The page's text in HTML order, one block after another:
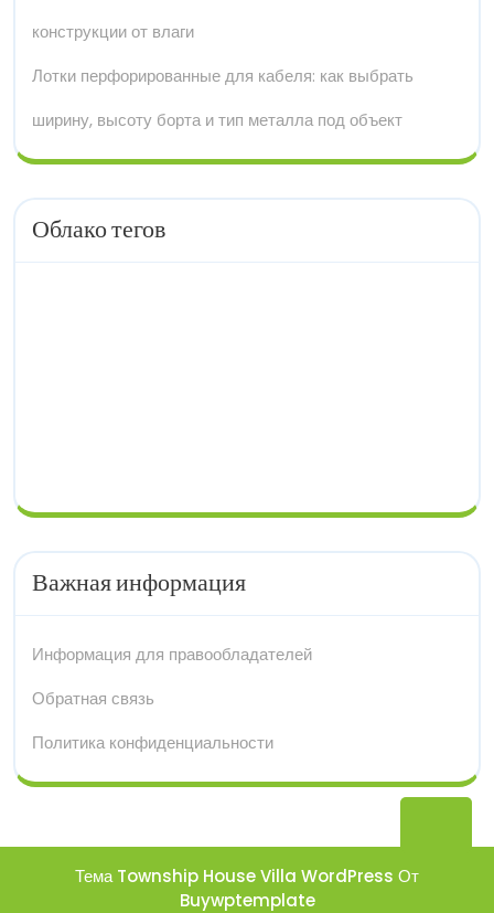
конструкции от влаги
Лотки перфорированные для кабеля: как выбрать
ширину, высоту борта и тип металла под объект
Облако тегов
Важная информация
Информация для правообладателей
Обратная связь
Политика конфиденциальности
Тема Township House Villa WordPress От
Buywptemplate